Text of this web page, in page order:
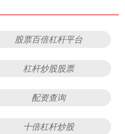
股票百倍杠杆平台
杠杆炒股股票
配资查询
十倍杠杆炒股